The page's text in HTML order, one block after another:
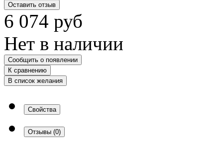
Оставить отзыв
6 074 руб
Нет в наличии
Сообщить о появлении
К сравнению
В список желания
Свойства
Отзывы (0)